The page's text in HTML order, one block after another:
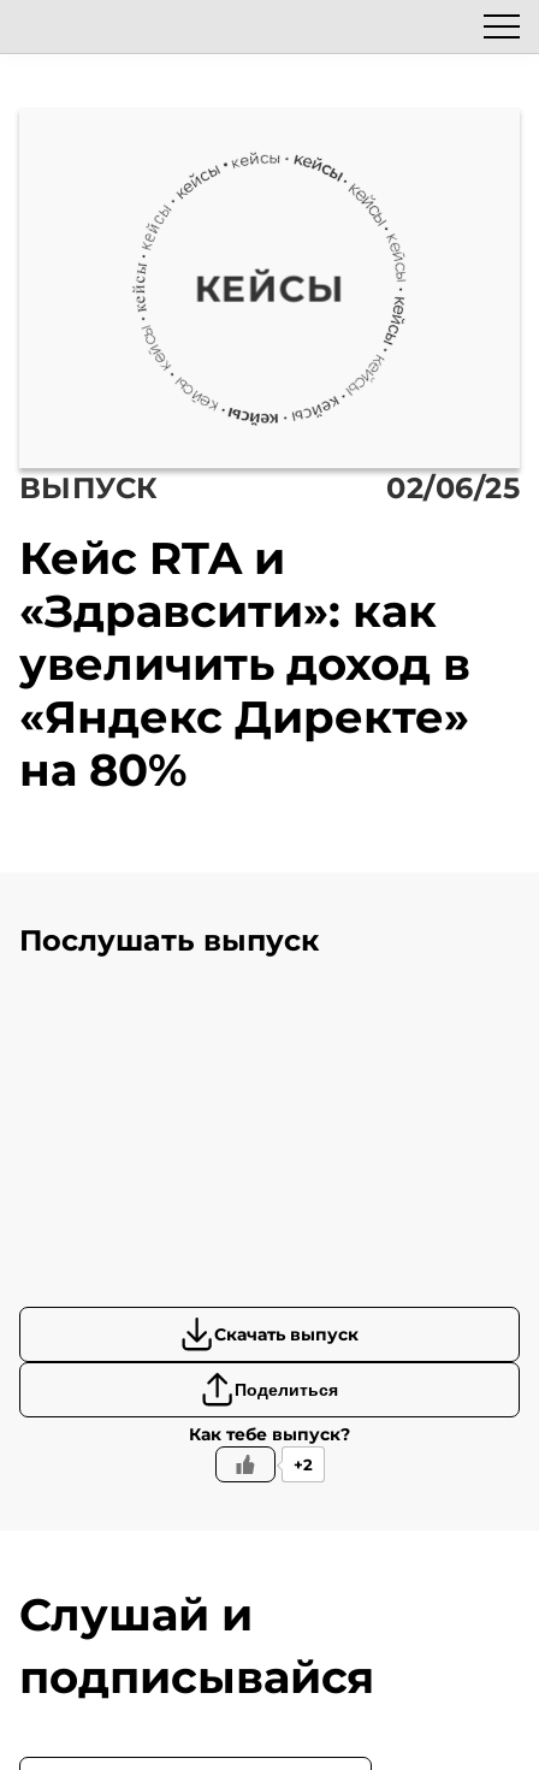
Блог
Автор подкаста
КЕЙСЫ
ВЫПУСК 02/06/25
Кейс RTA и
«Здравсити»: как
увеличить доход в
«Яндекс Директе»
на 80%
Послушать выпуск
Скачать выпуск
Поделиться
Как тебе выпуск?
+2
Слушай и
подписывайся